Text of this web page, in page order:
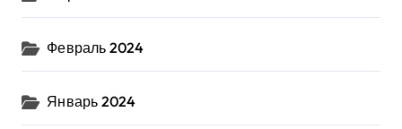
Февраль 2024
Январь 2024